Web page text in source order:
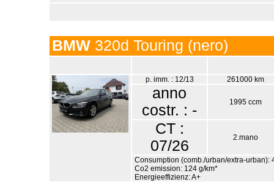
BMW 320d Touring (nero)
p. imm. : 12/13 261000 km
anno
costr. : -
1995 ccm
CT :
07/26
2.mano
Consumption (comb./urban/extra-urban):
Co2 emission: 124 g/km*
Energieeffizienz: A+